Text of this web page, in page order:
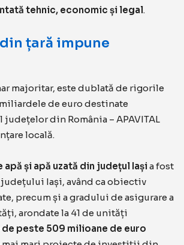
tehnic, economic și legal.
țară impune
majoritar, este dublată de rigorile
de euro destinate
din România – APAVITAL
locală.
și apă uzată din județul Iașia fost
Iași, având ca obiectiv
precum și a gradului de asigurare a
arondate la 41 de unități
de peste 509 milioane de euro